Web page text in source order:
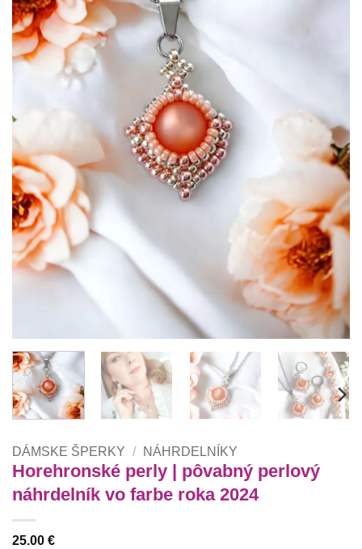
DÁMSKE ŠPERKY / NÁHRDELNÍKY
Horehronské perly | pôvabný perlový
náhrdelník vo farbe roka 2024
25.00 €